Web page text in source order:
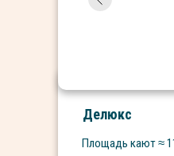
Площадь кают≈
Делюкс